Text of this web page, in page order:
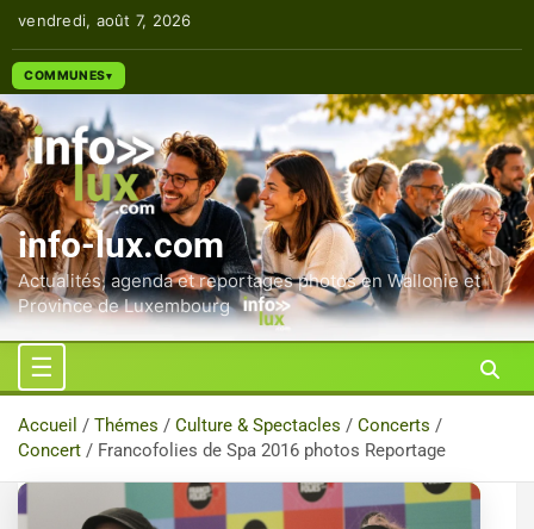
contenu
vendredi, août 7, 2026
COMMUNES
info-lux.com
Actualités, agenda et reportages photos en Wallonie et
Province de Luxembourg
Accueil Thémes Culture & Spectacles
Concerts
Concert
Francofolies de Spa 2016 photos Reportage